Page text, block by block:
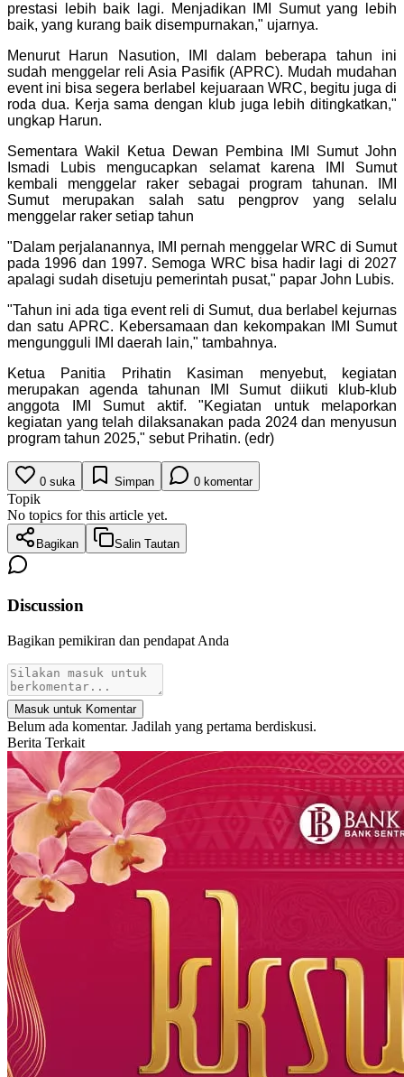
prestasi lebih baik lagi. Menjadikan IMI Sumut yang lebih
baik, yang kurang baik disempurnakan," ujarnya.
Menurut Harun Nasution, IMI dalam beberapa tahun ini
sudah menggelar reli Asia Pasifik (APRC). Mudah mudahan
event ini bisa segera berlabel kejuaraan WRC, begitu juga di
roda dua. Kerja sama dengan klub juga lebih ditingkatkan,"
ungkap Harun.
Sementara Wakil Ketua Dewan Pembina IMI Sumut John
Ismadi Lubis mengucapkan selamat karena IMI Sumut
kembali menggelar raker sebagai program tahunan. IMI
Sumut merupakan salah satu pengprov yang selalu
menggelar raker setiap tahun
"Dalam perjalanannya, IMI pernah menggelar WRC di Sumut
pada 1996 dan 1997. Semoga WRC bisa hadir lagi di 2027
apalagi sudah disetuju pemerintah pusat," papar John Lubis.
"Tahun ini ada tiga event reli di Sumut, dua berlabel kejurnas
dan satu APRC. Kebersamaan dan kekompakan IMI Sumut
mengungguli IMI daerah lain," tambahnya.
Ketua Panitia Prihatin Kasiman menyebut, kegiatan
merupakan agenda tahunan IMI Sumut diikuti klub-klub
anggota IMI Sumut aktif. "Kegiatan untuk melaporkan
kegiatan yang telah dilaksanakan pada 2024 dan menyusun
program tahun 2025," sebut Prihatin. (edr)
0 suka Simpan 0 komentar
Topik
No topics for this article yet.
Bagikan Salin Tautan
Discussion
Bagikan pemikiran dan pendapat Anda
Masuk untuk Komentar
Belum ada komentar. Jadilah yang pertama berdiskusi.
Berita Terkait